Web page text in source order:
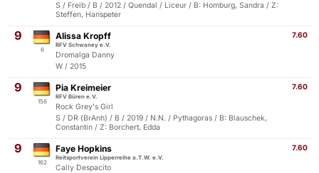
S / Freib / B / 2012 / Quendal / Liceur / B: Homburg, Sandra / Z:
Steffen, Hanspeter
9
6
7.60
Alissa Kropff
RFV Schwaney e.V.
Dromalga Danny
W / 2015
9
156
7.60
Pia Kreimeier
RFV Büren e.V.
Rock Grey's Girl
S / DR (BrAnh) / B / 2019 / N.N. / Pythagoras / B: Blauschek,
Constantin / Z: Borchert, Edda
9
162
7.60
Faye Hopkins
Reitsportverein Lipperreihe a.T.W. e.V.
Cally Despacito